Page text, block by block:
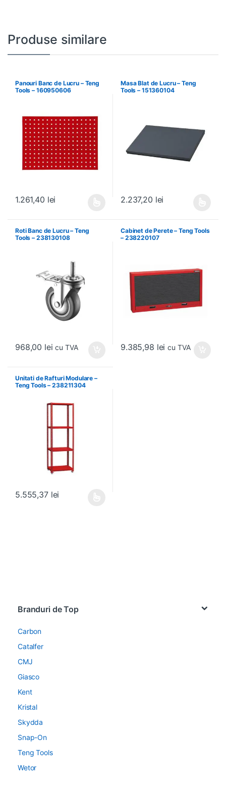
Produse similare
Panouri Banc de Lucru – Teng
Tools – 160950606
1.261,40 lei
Masa Blat de Lucru – Teng
Tools – 151360104
2.237,20 lei
Roti Banc de Lucru – Teng
Tools – 238130108
968,00 lei cu TVA
Cabinet de Perete – Teng Tools
– 238220107
9.385,98 lei cu TVA
Unitati de Rafturi Modulare –
Teng Tools – 238211304
5.555,37 lei
Branduri de Top
Carbon
Catalfer
CMJ
Giasco
Kent
Kristal
Skydda
Snap-On
Teng Tools
Wetor